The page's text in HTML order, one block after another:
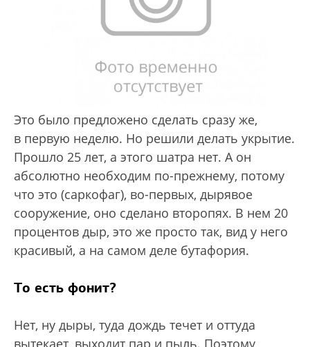
Это было предложено сделать сразу же,
в первую неделю. Но решили делать укрытие.
Прошло 25 лет, а этого шатра нет. А он
абсолютно необходим по-прежнему, потому
что это (саркофаг), во-первых, дырявое
сооружение, оно сделано второпях. В нем 20
процентов дыр, это же просто так, вид у него
красивый, а на самом деле бутафория.
То есть фонит?
Нет, ну дыры, туда дождь течет и оттуда